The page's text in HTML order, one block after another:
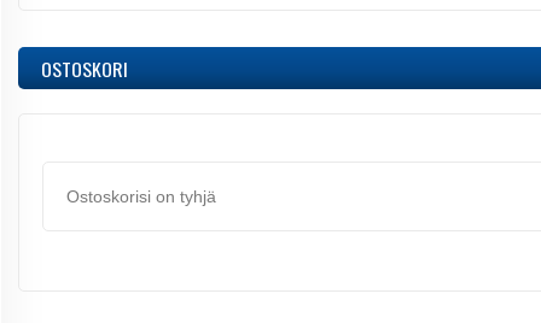
OSTOSKORI
Ostoskorisi on tyhjä